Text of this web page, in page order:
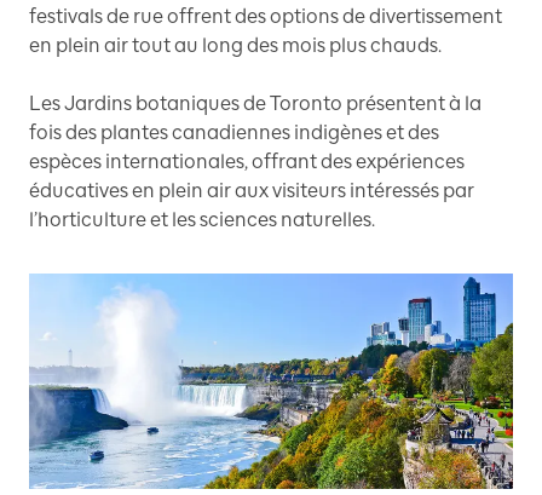
festivals de rue offrent des options de divertissement
en plein air tout au long des mois plus chauds.
Les Jardins botaniques de Toronto présentent à la
fois des plantes canadiennes indigènes et des
espèces internationales, offrant des expériences
éducatives en plein air aux visiteurs intéressés par
l’horticulture et les sciences naturelles.